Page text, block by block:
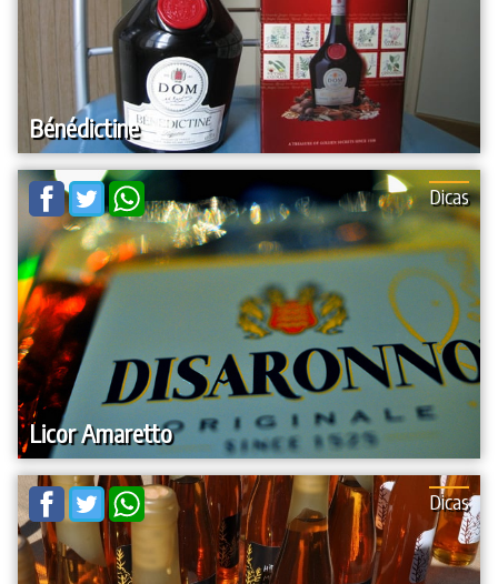
Bénédictine
Licor Amaretto
Dicas
Dicas